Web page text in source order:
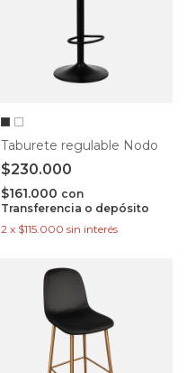
Taburete regulable Nodo
$230.000
$161.000 con
Transferencia o depósito
2 x $115.000 sin interés